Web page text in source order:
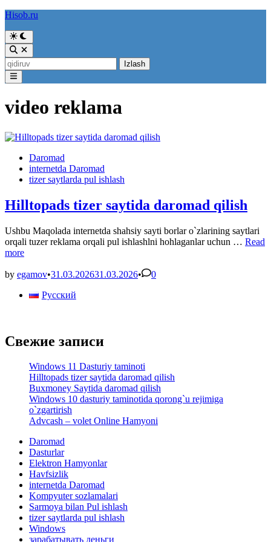
Skip
content
Hisob.ru
Switch
to
dark
mode
Open
Search
Qidirshish:
Main
Menu
video reklama
PostedDaromad
internetda Daromad
tizer saytlarda pul ishlash
Hilltopads tizer saytida daromad qilish
Ushbu Maqolada internetda shahsiy sayti borlar o`zlarining saytlari
orqali tuzer reklama orqali pul ishlashlni hohlaganlar uchun … Read
more
by egamov•31.03.202631.03.2026•
0
Русский
Свежие записи
Windows 11 Dasturiy taminoti
Hilltopads tizer saytida daromad qilish
Buxmoney Saytida daromad qilish
Windows 10 dasturiy taminotida qorong`u rejimiga
o`zgartirish
Advcash – volet Online Hamyoni
Daromad
Dasturlar
Elektron Hamyonlar
Havfsizlik
internetda Daromad
Kompyuter sozlamalari
Sarmoya bilan Pul ishlash
tizer saytlarda pul ishlash
Windows
зарабатывать деньги